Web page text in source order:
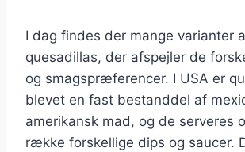
I dag findes der mange varianter
quesadillas, der afspejler de
og smagspræferencer. I USA er
blevet en fast bestanddel af
amerikansk mad, og de serveres
række forskellige dips og saucer.